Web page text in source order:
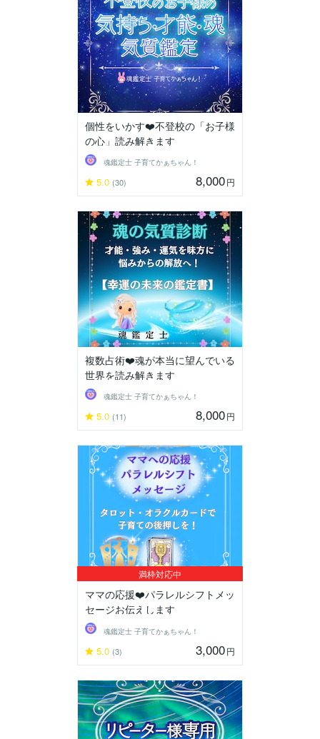
個性をいかす❤️不登校の「お子様
の心」読み解きます
魂鑑定士 子育てかぁちゃん！
5.0 (30) 8,000円
複数占術❤️魂が本当に望んでいる
世界を読み解きます
魂鑑定士 子育てかぁちゃん！
5.0 (11) 8,000円
満枠対応中
ママの応援❤️パラレルシフトメッ
セージお伝えします
魂鑑定士 子育てかぁちゃん！
5.0 (3) 3,000円